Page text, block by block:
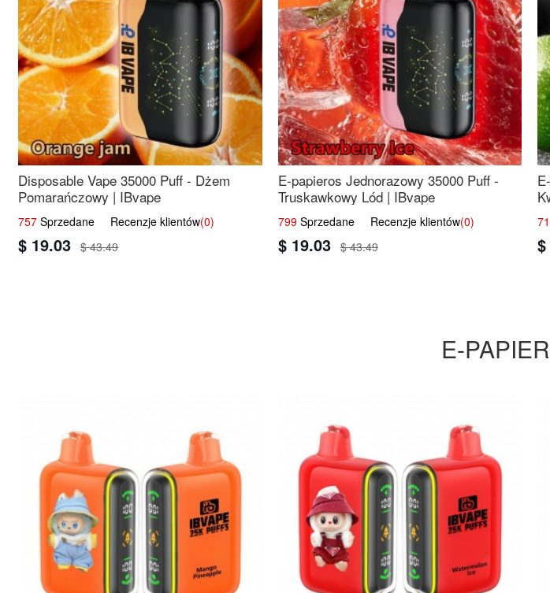
Disposable Vape 35000 Puff - Dżem
Pomarańczowy | IBvape
757 Sprzedane Recenzje klientów(0)
$ 19.03 $ 43.49
E-papieros Jednorazowy 35000 Puff -
Truskawkowy Lód | IBvape
799Sprzedane Recenzje klientów(0)
$ 19.03 $ 43.49
E-